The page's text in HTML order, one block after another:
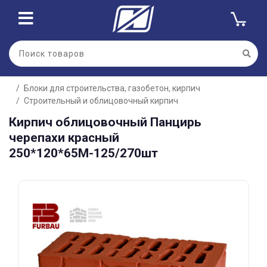
Блоки для строительства, газобетон, кирпич
Строительный и облицовочный кирпич
Кирпич облицовочный Панцирь
черепахи красный
250*120*65М-125/270шт
Для клиентов всех банков
Разбейте
оплатуна части
без переплат
График платежей
Сегодня